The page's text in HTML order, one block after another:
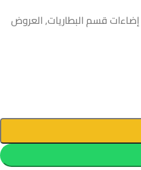
إضاءات قسم البطاريات,العروض